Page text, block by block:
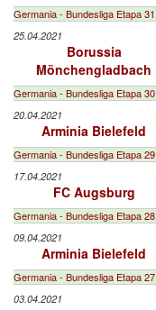
Germania - Bundesliga Etapa 31
25.04.2021
Borussia
Mönchengladbach
Germania - Bundesliga Etapa 30
20.04.2021
Arminia Bielefeld
Germania - Bundesliga Etapa 29
17.04.2021
FC Augsburg
Germania - Bundesliga Etapa 28
09.04.2021
Arminia Bielefeld
Germania - Bundesliga Etapa 27
03.04.2021